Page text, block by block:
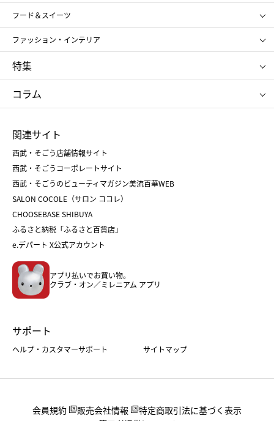
スポーツ・アウトドア
お中元
お歳暮
SHISEIDO
ポール&ジョー ボーテ
ジルスチュアート
NARS
RMK
クリニーク
SK-Ⅱ
フード＆スイーツ
アンリ・シャルパンティエ
ゴディバ
新宿高野
たねや
ねんりん家
ファッション・インテリア
ポロ ラルフ ローレン
タケオ キクチ
ママ＆キッズ
シュタイフ
特集
お中元
ひな人形
五月人形
父の日
クリスマスケーキ
ホワイトデー
コラム
菓子折り
和菓子
人気のギフト
バレンタイン
ホワイトデー
おせち
フード
ホーム・キッチン＆アート
関連サイト
西武・そごう店舗情報サイト
西武・そごうコーポレートサイト
西武・そごうのビューティマガジン美流百華WEB
SALON COCOLE（サロン ココレ）
CHOOSEBASE SHIBUYA
ふるさと納税「ふるさと百貨店」
e.デパート X公式アカウント
アプリ払いでお買い物。
クラブ・オン／ミレニアム アプリ
サポート
ヘルプ・カスタマーサポート サイトマップ
会員規約 販売会社情報
特定商取引法に基づく表示